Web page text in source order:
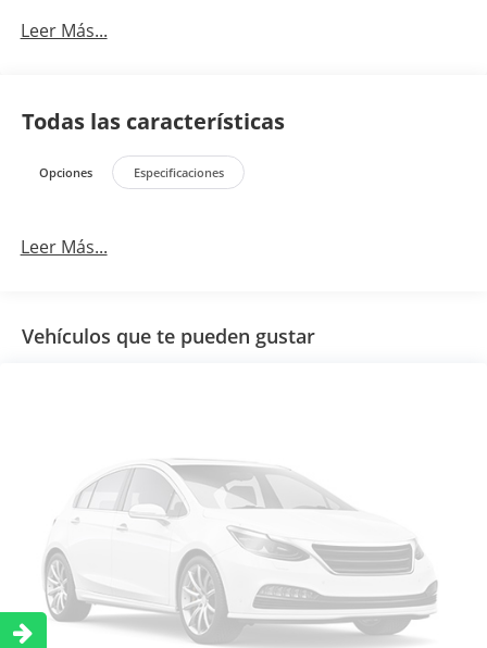
Leer Más...
Todas las características
Opciones Especificaciones
Leer Más...
Vehículos que te pueden gustar